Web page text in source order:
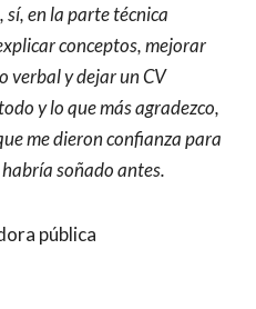
sí, en la parte técnica
conceptos, mejorar
verbal y dejar un CV
y lo que más agradezco,
me dieron confianza para
soñado antes.
pública